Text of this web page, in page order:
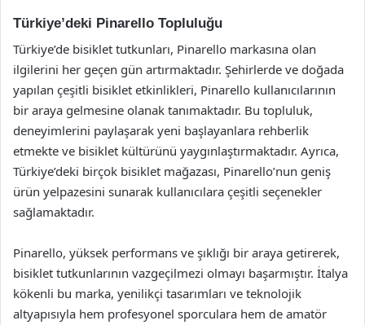
Türkiye’deki Pinarello Topluluğu
Türkiye’de bisiklet tutkunları, Pinarello markasına olan
ilgilerini her geçen gün artırmaktadır. Şehirlerde ve doğada
yapılan çeşitli bisiklet etkinlikleri, Pinarello kullanıcılarının
bir araya gelmesine olanak tanımaktadır. Bu topluluk,
deneyimlerini paylaşarak yeni başlayanlara rehberlik
etmekte ve bisiklet kültürünü yaygınlaştırmaktadır. Ayrıca,
Türkiye’deki birçok bisiklet mağazası, Pinarello’nun geniş
ürün yelpazesini sunarak kullanıcılara çeşitli seçenekler
sağlamaktadır.
Pinarello, yüksek performans ve şıklığı bir araya getirerek,
bisiklet tutkunlarının vazgeçilmezi olmayı başarmıştır. İtalya
kökenli bu marka, yenilikçi tasarımları ve teknolojik
altyapısıyla hem profesyonel sporculara hem de amatör